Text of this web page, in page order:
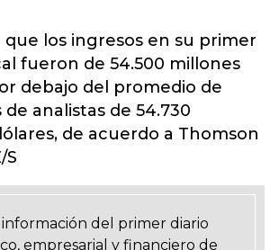
los ingresos en su primer
fueron de 54.500 millones
debajo del promedio de
analistas de 54.730
de acuerdo a Thomson
S
información del primer diario
empresarial y financiero de